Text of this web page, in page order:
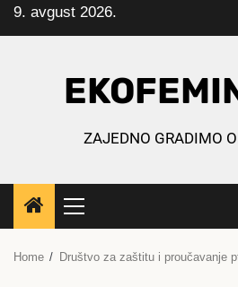
Skip
to
9. avgust 2026.
ZAJEDNO GRADIMO
Primary
Menu
Home Društvo za zaštitu i proučavanje